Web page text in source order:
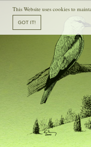
This Website uses cookies to